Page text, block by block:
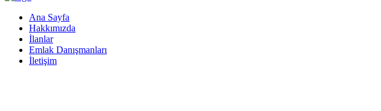
Ana Sayfa
Hakkımızda
İlanlar
Emlak Danışmanları
İletişim